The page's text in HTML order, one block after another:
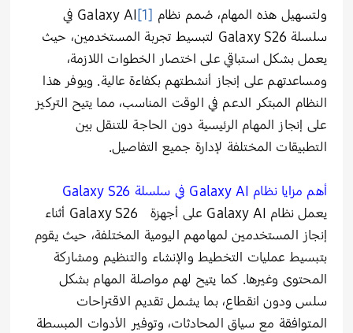
ولتسهيل هذه المهام، صُمم نظام Galaxy AI [1]
في
سلسلة Galaxy S26 لتبسيط تجربة المستخدمين، حيث
يعمل بشكل استباقي على اختصار الخطوات اللازمة،
ومساعدتهم على إنجاز أنشطتهم بكفاءة عالية. ويوفر هذا
النظام المبتكر الدعم في الوقت المناسب، مما يتيح التركيز
على إنجاز المهام الرئيسية دون الحاجة للتنقل بين
التطبيقات المختلفة لإدارة جميع التفاصيل.
أهم مزايا نظام Galaxy AI في سلسلة Galaxy S26
يعمل نظام Galaxy AI على أجهزة Galaxy S26 أثناء
إنجاز المستخدمين لمهامهم اليومية المختلفة، حيث يقوم
بتبسيط عمليات التخطيط والإنشاء والتنظيم ومشاركة
المحتوى وغيرها. كما يتيح لهم مواصلة المهام بشكل
سلس ودون انقطاع، بما يشمل تقديم الاقتراحات
المتوافقة مع سياق المحادثات، وتوفير الأدوات المبسطة